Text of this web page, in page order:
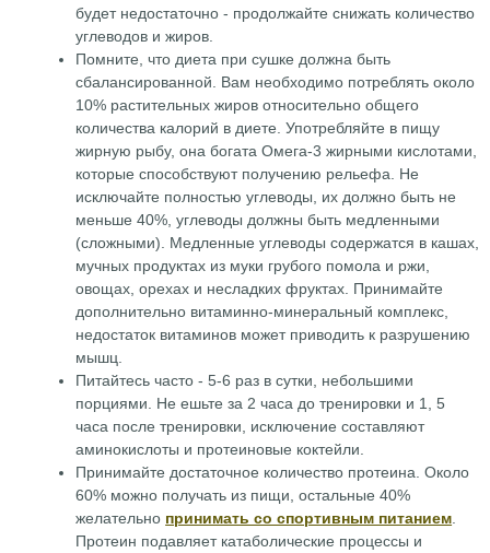
будет недостаточно - продолжайте снижать количество
углеводов и жиров.
Помните, что диета при сушке должна быть
сбалансированной. Вам необходимо потреблять около
10% растительных жиров относительно общего
количества калорий в диете. Употребляйте в пищу
жирную рыбу, она богата Омега-3 жирными кислотами,
которые способствуют получению рельефа. Не
исключайте полностью углеводы, их должно быть не
меньше 40%, углеводы должны быть медленными
(сложными). Медленные углеводы содержатся в кашах,
мучных продуктах из муки грубого помола и ржи,
овощах, орехах и несладких фруктах. Принимайте
дополнительно витаминно-минеральный комплекс,
недостаток витаминов может приводить к разрушению
мышц.
Питайтесь часто - 5-6 раз в сутки, небольшими
порциями. Не ешьте за 2 часа до тренировки и 1, 5
часа после тренировки, исключение составляют
аминокислоты и протеиновые коктейли.
Принимайте достаточное количество протеина. Около
60% можно получать из пищи, остальные 40%
желательно принимать со спортивным питанием
Протеин подавляет катаболические процессы и